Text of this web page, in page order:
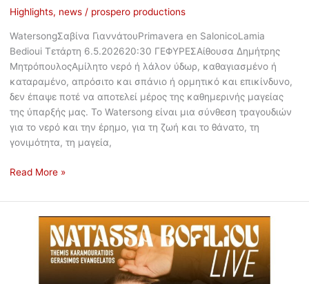
Highlights, news/ prospero productions
WatersongΣαβίνα ΓιαννάτουPrimavera en SalonicoLamia
Bedioui Τετάρτη 6.5.202620:30 ΓΕΦΥΡΕΣΑίθουσα Δημήτρης
ΜητρόπουλοςΑμίλητο νερό ή λάλον ύδωρ, καθαγιασμένο ή
καταραμένο, απρόσιτο και σπάνιο ή ορμητικό και επικίνδυνο,
δεν έπαψε ποτέ να αποτελεί μέρος της καθημερινής μαγείας
της ύπαρξής μας. Το Watersong είναι μια σύνθεση τραγουδιών
για το νερό και την έρημο, για τη ζωή και το θάνατο, τη
γονιμότητα, τη μαγεία,
Read More »